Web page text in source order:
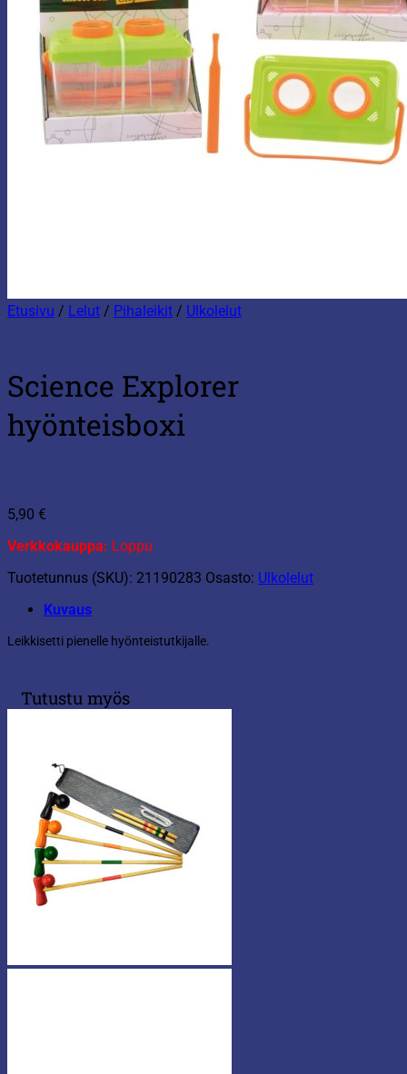
Etusivu / Lelut / Pihaleikit / Ulkolelut
Science Explorer
hyönteisboxi
5,90 €
Verkkokauppa: Loppu
Tuotetunnus (SKU): 21190283 Osasto: Ulkolelut
Kuvaus
Leikkisetti pienelle hyönteistutkijalle.
Tutustu myös